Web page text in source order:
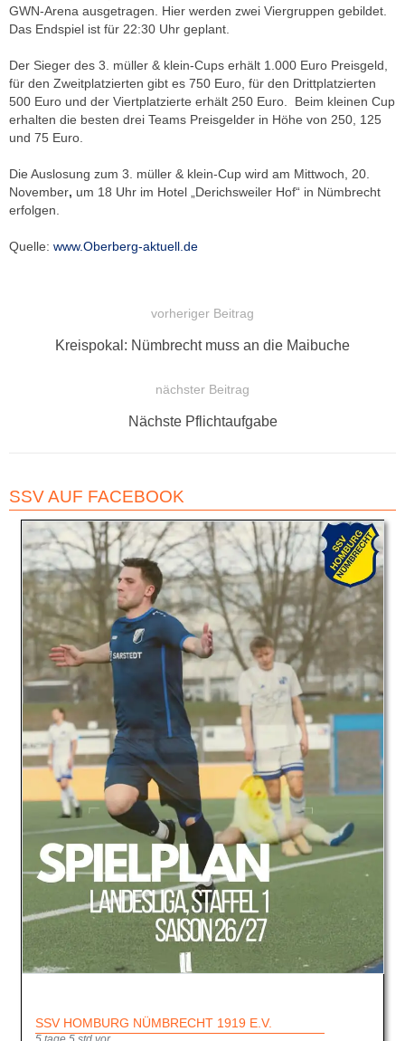
GWN-Arena ausgetragen. Hier werden zwei Viergruppen gebildet.
Das Endspiel ist für 22:30 Uhr geplant.
Der Sieger des 3. müller & klein-Cups erhält 1.000 Euro Preisgeld,
für den Zweitplatzierten gibt es 750 Euro, für den Drittplatzierten
500 Euro und der Viertplatzierte erhält 250 Euro. Beim kleinen Cup
erhalten die besten drei Teams Preisgelder in Höhe von 250, 125
und 75 Euro.
Die Auslosung zum 3. müller & klein-Cup wird am Mittwoch, 20.
November, um 18 Uhr im Hotel „Derichsweiler Hof“ in Nümbrecht
erfolgen.
Quelle: www.Oberberg-aktuell.de
vorheriger Beitrag
Vorheriger
Kreispokal: Nümbrecht muss an die Maibuche
nächster Beitrag
Nächster
Nächste Pflichtaufgabe
SSV AUF FACEBOOK
SSV HOMBURG NÜMBRECHT 1919 E.V.